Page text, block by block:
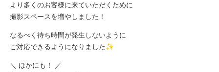
より多くのお客様に来ていただくために
撮影スペースを増やしました！
なるべく待ち時間が発生しないように
ご対応できるようになりました✨
＼ ほかにも！ ／